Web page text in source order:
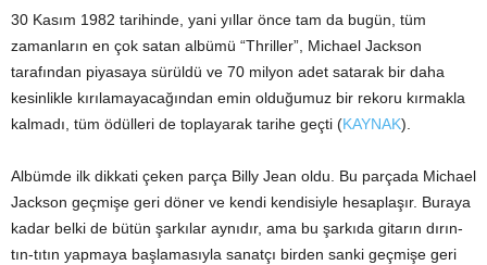
30 Kasım 1982 tarihinde, yani yıllar önce tam da bugün, tüm
zamanların en çok satan albümü “Thriller”, Michael Jackson
tarafından piyasaya sürüldü ve 70 milyon adet satarak bir daha
kesinlikle kırılamayacağından emin olduğumuz bir rekoru kırmakla
kalmadı, tüm ödülleri de toplayarak tarihe geçti (KAYNAK).
Albümde ilk dikkati çeken parça Billy Jean oldu. Bu parçada Michael
Jackson geçmişe geri döner ve kendi kendisiyle hesaplaşır. Buraya
kadar belki de bütün şarkılar aynıdır, ama bu şarkıda gitarın dırın-
tın-tıtın yapmaya başlamasıyla sanatçı birden sanki geçmişe geri